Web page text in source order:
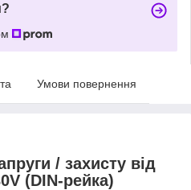
Умови повернення
/ захисту від
(DIN-рейка)